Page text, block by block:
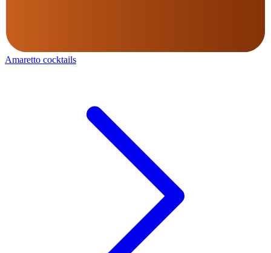
Amaretto cocktails